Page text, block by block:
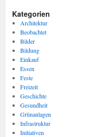
Kategorien
Architektur
Beobachtet
Bilder
Bildung
Einkauf
Essen
Feste
Freizeit
Geschichte
Gesundheit
Grünanlagen
Infrastruktur
Initiativen